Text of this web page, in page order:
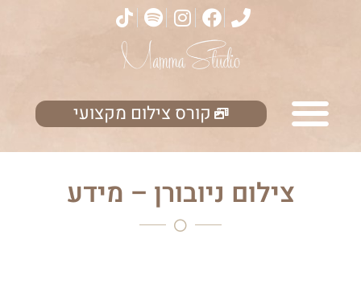
קורס צילום מקצועי
צילום ניובורן – מידע